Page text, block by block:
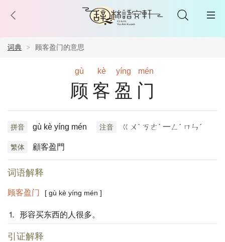
词典 顾客盈门的意思
gù kè yíng mén
顾客盈门
拼音 gù kè yíng mén 注音 ㄍㄨˋ ㄎㄜˋ 一ㄥˊ ㄇㄣˊ
繁体 顧客盈門
词语解释
顾客盈门 [ gù kè yíng mén ]
⒈ 形容买东西的人很多。
引证解释